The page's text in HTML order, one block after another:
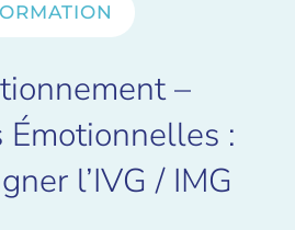
–
Émotionnelles :
l’IVG / IMG